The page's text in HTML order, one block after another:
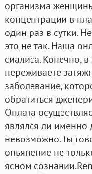
организма
концентрации в
один раз в сутки.
это не так. Наша
сиалиса. Конечно,
переживаете
заболевание,
обратиться
Оплата
являлся ли именно
невозможно. Ты
опьянение не
ясном